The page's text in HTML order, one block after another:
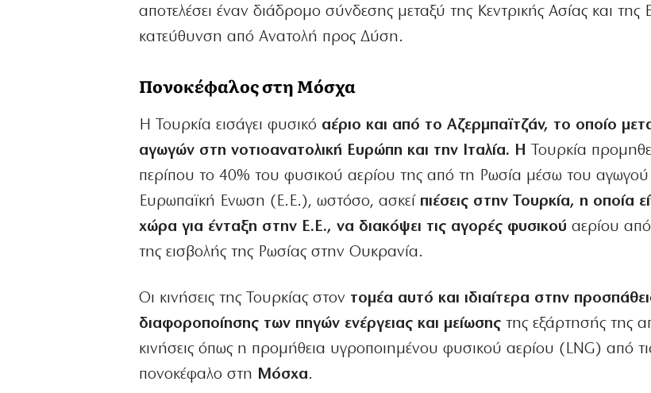
αποτελέσει έναν διάδρομο σύνδεσης μεταξύ της Κεντρικής Ασίας και
κατεύθυνση από Ανατολή προς Δύση.
Πονοκέφαλος στη Μόσχα
Η Τουρκία εισάγει φυσικό αέριο και από το Αζερμπαϊτζάν, το οποίο
αγωγών στη νοτιοανατολική Ευρώπη και την Ιταλία. Η
Τουρκία
περίπου το 40% του φυσικού αερίου της από τη Ρωσία μέσω του
Ευρωπαϊκή Ενωση (Ε.Ε.), ωστόσο, ασκεί πιέσεις στην Τουρκία, η οποία
χώρα για ένταξη στην Ε.Ε., να διακόψει τις αγορές φυσικού αερίου
της εισβολής της Ρωσίας στην Ουκρανία.
Οι κινήσεις της Τουρκίας στον τομέα αυτό και ιδιαίτερα στην
διαφοροποίησης των πηγών ενέργειας και μείωσης της εξάρτησής της
κινήσεις όπως η προμήθεια υγροποιημένου φυσικού αερίου (LNG) από
πονοκέφαλο στη Μόσχα.